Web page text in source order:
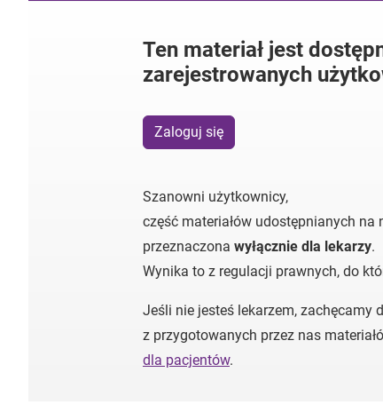
Ten materiał jest
zarejestrowanych
Zaloguj się
Szanowni użytkownicy,
część materiałów udostępnianych na
przeznaczona wyłącznie dla lekarzy.
Wynika to z regulacji prawnych, do
Jeśli nie jesteś lekarzem, zachęcamy
z przygotowanych przez nas
dla pacjentów.